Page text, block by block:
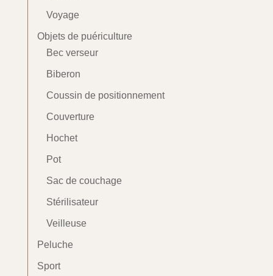
Voyage
Objets de puériculture
Bec verseur
Biberon
Coussin de positionnement
Couverture
Hochet
Pot
Sac de couchage
Stérilisateur
Veilleuse
Peluche
Sport